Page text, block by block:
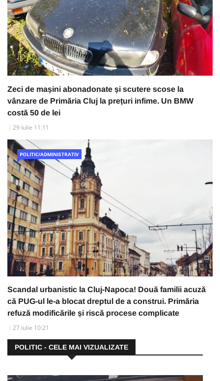
Zeci de mașini abonadonate și scutere scose la
vânzare de Primăria Cluj la prețuri infime. Un BMW
costă 50 de lei
29 Iulie 11:11
POLITIC/ADMINISTRATIV
Scandal urbanistic la Cluj-Napoca! Două familii acuză
că PUG-ul le-a blocat dreptul de a construi. Primăria
refuză modificările și riscă procese complicate
27 Iulie 10:21
POLITIC - CELE MAI VIZUALIZATE